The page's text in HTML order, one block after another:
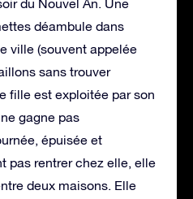
du Nouvel An. Une
déambule dans
ville (souvent appelée
sans trouver
fille est exploitée par son
gagne pas
épuisée et
pas rentrer chez elle, elle
deux maisons. Elle